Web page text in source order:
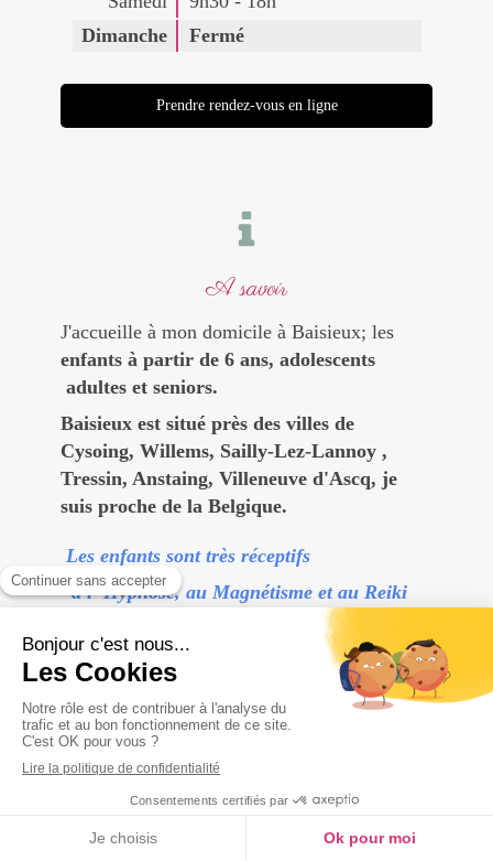
Appeler Localisation
Dimanche
Fermé
Prendre rendez-vous en ligne
A savoir
J'accueille à mon domicile à Baisieux; les
enfants à partir de 6 ans, adolescents
adultes et seniors.
Baisieux est situé près des villes de
Cysoing, Willems, Sailly-Lez-Lannoy ,
Tressin, Anstaing, Villeneuve d'Ascq, je
suis proche de la Belgique.
Les enfants sont très réceptifs
à l 'Hypnose, au Magnétisme et au Reiki
.Je les accueille à partir de 6 ans en
hypnose, 3 ans en reiki et magnétisme
Ils doivent obligatoirement être accompagnés
de leur(s) parent(s)